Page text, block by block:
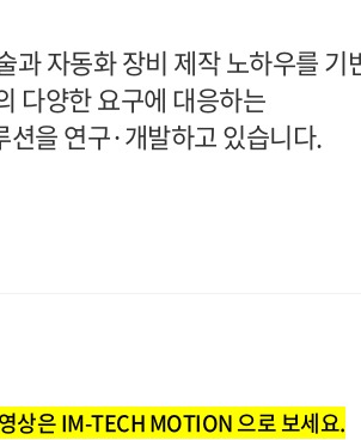
과 자동화 장비 제작 노하우를 기
다양한 요구에 대응하는
션을 연구·개발하고 있습니다.
상은 IM-TECH MOTION 으로 보세요.